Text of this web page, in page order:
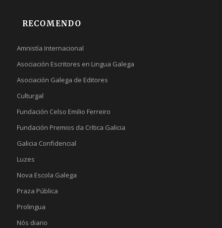
RECOMENDO
Amnistía Internacional
Asociación Escritores en Lingua Galega
Asociación Galega de Editores
Culturgal
Fundación Celso Emilio Ferreiro
Fundación Premios da Crítica Galicia
Galicia Confidencial
Luzes
Nova Escola Galega
Praza Pública
Prolingua
Nós diario